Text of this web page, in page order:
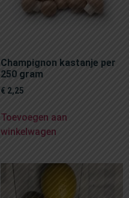
Champignon kastanje per
250 gram
€ 2,25
Toevoegen aan
winkelwagen